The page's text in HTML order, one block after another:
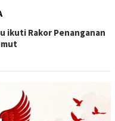
ikuti Rakor Penanganan